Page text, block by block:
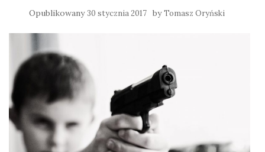
Opublikowany 30 stycznia 2017 byTomasz Oryński